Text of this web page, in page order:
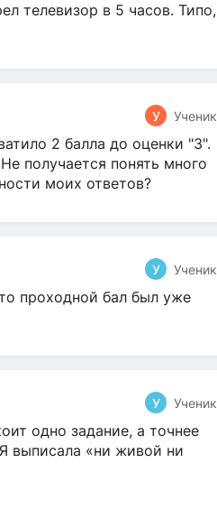
телевизор в 5 часов. Типо,
У Ученик
2 балла до оценки "3".
получается понять много
моих ответов?
У Ученик
проходной бал был уже
У Ученик
одно задание, а точнее
выписала «ни живой ни